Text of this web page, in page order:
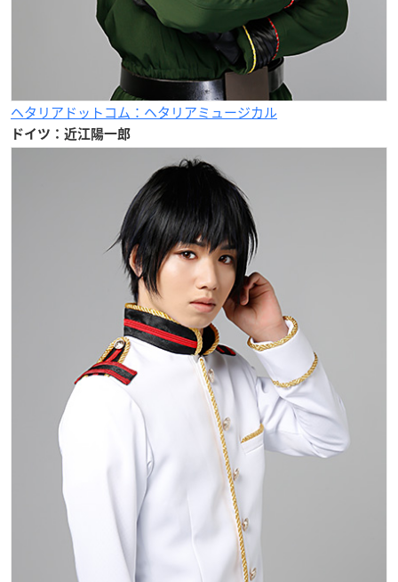
ヘタリアドットコム：ヘタリアミュージカル
ドイツ：近江陽一郎